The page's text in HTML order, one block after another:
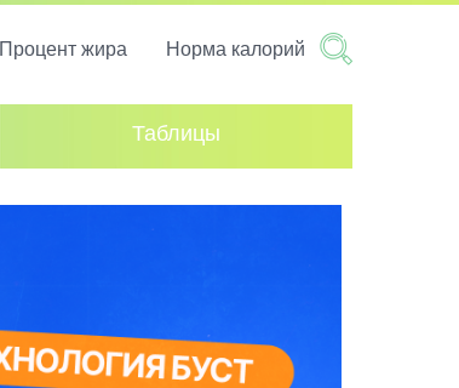
Процент жира Норма калорий
Таблицы